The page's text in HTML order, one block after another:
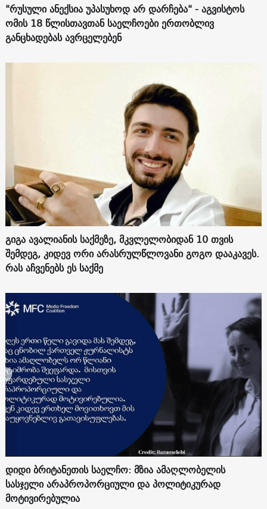
"რუსული ანექსია უპასუხოდ არ დარჩება" - აგვისტოს
ომის 18 წლისთავთან საელჩოები ერთობლივ
განცხადებას ავრცელებენ
გიგა ავალიანის საქმეზე, მკვლელობიდან 10 თვის
შემდეგ, კიდევ ორი არასრულწლოვანი გოგო დააკავეს.
რას აჩვენებს ეს საქმე
დიდი ბრიტანეთის საელჩო: მზია ამაღლობელის
სასჯელი არაპროპორციული და პოლიტიკურად
მოტივირებულია